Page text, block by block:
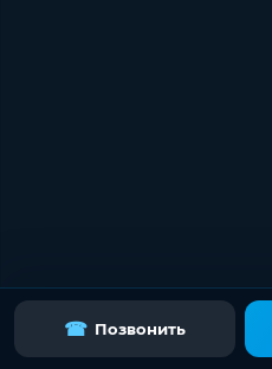
☎ Позвонить